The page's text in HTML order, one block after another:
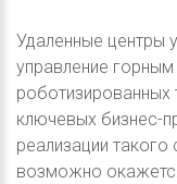
Удаленные центры
управление
роботизированных
ключевых бизнес-
реализации
возможно